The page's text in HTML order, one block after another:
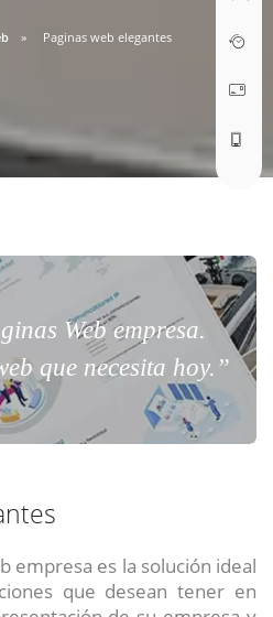
Paginas web elegantes
Web empresa.
que necesita hoy.”
empresa es la solución ideal
que desean tener en